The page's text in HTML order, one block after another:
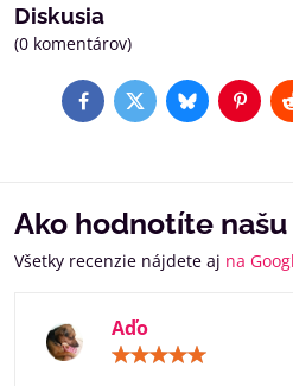
Diskusia
(0 komentárov)
FacebookTwitterBluesky
Ako hodnotíte
Všetky recenzie nájdete aj na
Aďo